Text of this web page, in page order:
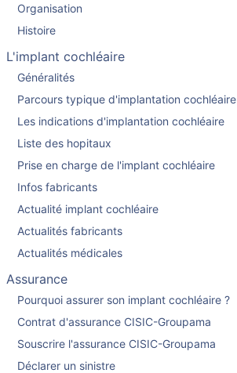
Organisation
Histoire
L'implant cochléaire
Généralités
Parcours typique d'implantation cochléaire
Les indications d'implantation cochléaire
Liste des hopitaux
Prise en charge de l'implant cochléaire
Infos fabricants
Actualité implant cochléaire
Actualités fabricants
Actualités médicales
Assurance
Pourquoi assurer son implant cochléaire ?
Contrat d'assurance CISIC-Groupama
Souscrire l'assurance CISIC-Groupama
Déclarer un sinistre